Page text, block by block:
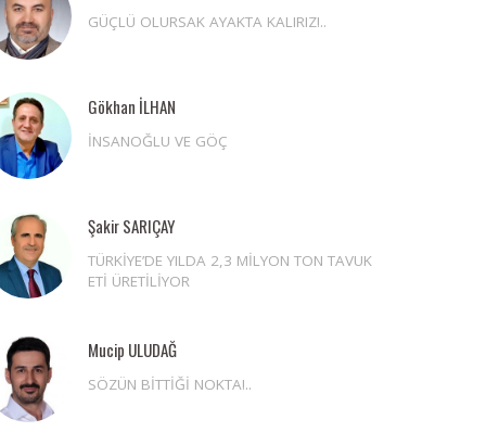
GÜÇLÜ OLURSAK AYAKTA KALIRIZ!..
Gökhan İLHAN
İNSANOĞLU VE GÖÇ
Şakir SARIÇAY
TÜRKİYE’DE YILDA 2,3 MİLYON TON TAVUK
ETİ ÜRETİLİYOR
Mucip ULUDAĞ
SÖZÜN BİTTİĞİ NOKTA!..